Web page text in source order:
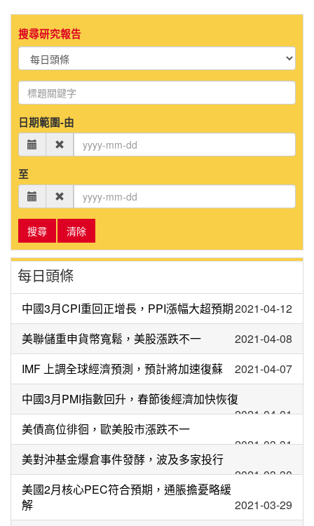
搜尋研究報告
日期範圍-由
至
搜尋 清除
每日頭條
中國3月CPI重回正增長，PPI漲幅大超預期2021-04-12
美聯儲重申貨幣寬鬆，美股漲跌不一
2021-04-08
IMF 上調全球經濟預測，預計將加速復蘇
2021-04-07
中國3月PMI指數回升，春節後經濟加快恢復
2021-04-01
美債高位徘徊，歐美股市漲跌不一
2021-03-31
美對沖基金爆倉事件發酵，波及多家投行
2021-03-30
美國2月核心PEC符合預期，通脹擔憂略緩
解
2021-03-29